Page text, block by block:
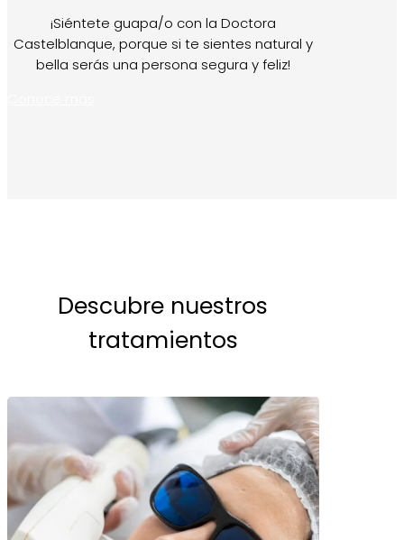
¡Siéntete guapa/o con la Doctora
Castelblanque, porque si te sientes natural y
bella serás una persona segura y feliz!
Descubre nuestros
tratamientos